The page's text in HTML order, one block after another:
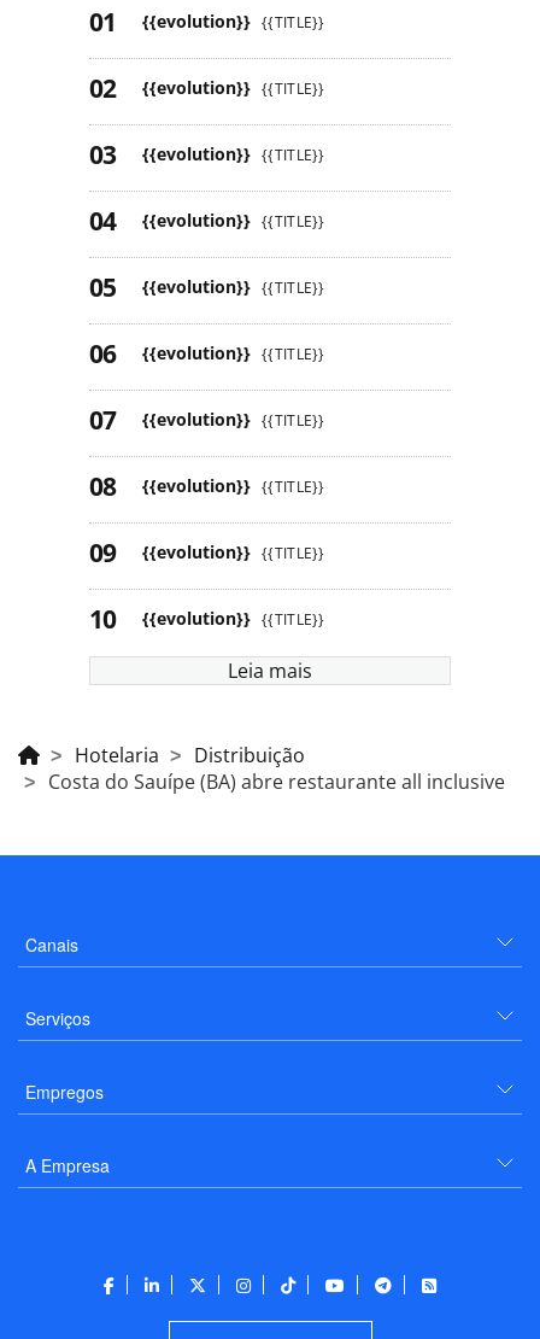
{{evolution}} {{TITLE}}
{{evolution}} {{TITLE}}
{{evolution}} {{TITLE}}
{{evolution}} {{TITLE}}
{{evolution}} {{TITLE}}
{{evolution}} {{TITLE}}
{{evolution}} {{TITLE}}
{{evolution}} {{TITLE}}
{{evolution}} {{TITLE}}
{{evolution}} {{TITLE}}
Leia mais
Hotelaria
Distribuição
Costa do Sauípe (BA) abre restaurante all inclusive
Canais
Serviços
Empregos
A Empresa